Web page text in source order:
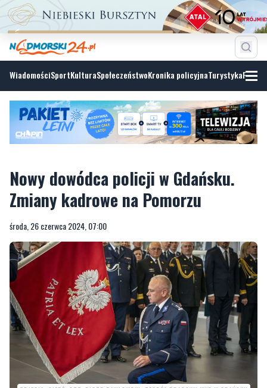
WiadomościSportKulturaSpołeczeństwoKronika policyjnaTurystyka
Nowy dowódca policji w Gdańsku.
środa, 26 czerwca 2024, 07:00
ZDJĘCIA: SIERŻ. SZT. PIOTR PAWŁOWSKI, ZESPÓŁ PRASOWY KWP W GDAŃSKU
Inspektor Bogusław Ziemba został powołany na stanowisko